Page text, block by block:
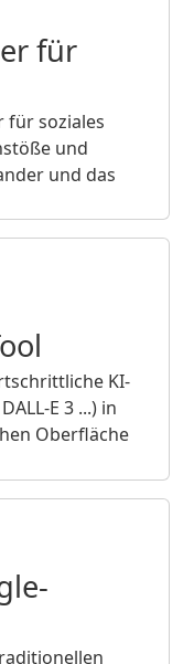
für
für soziales
und
und das
KI-
E 3 ...) in
Oberfläche